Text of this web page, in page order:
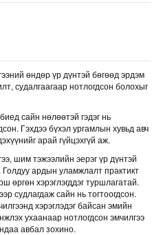
өндөр үр дүнтэй бөгөөд эрдэм
судалгаагаар нотлогдсон болохыг
сайн нөлөөтэй гэдэг нь
Гэхдээ бүхэл ургамлын хувьд авч
арай гүйцэхгүй аж.
шим тэжээлийн эерэг үр дүнтэй
ардын уламжлалт практикт
өргөн хэрэглэгддэг туршлагатай.
судлагдаж сайн нь тогтоогдсон.
хэрэглэдэг байсан эмийн
ухаанаар нотлогдсон эмчилгээ
авбал зохино.